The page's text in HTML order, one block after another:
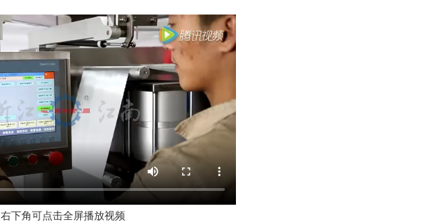
右下角可点击全屏播放视频